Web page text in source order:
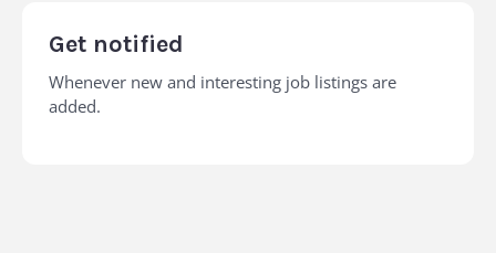
Get notified
Whenever new and interesting job listings are
added.